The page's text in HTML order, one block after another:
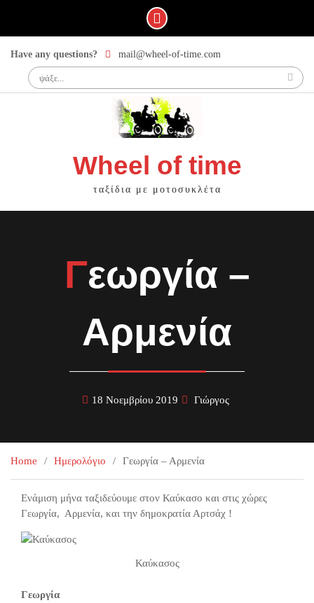
content
Have any questions? mail@wheel-of-time.com
for:
Wheel of time
ταξίδια με μοτοσυκλέτα
Γεωργία –
Αρμενία
18 Νοεμβρίου 2019 Γιώργος
Home Ημερολόγιο Γεωργία – Αρμενία
Ενάμιση μήνα ταξιδεύουμε στον Καύκασο και στις χώρες
Γεωργία, Αρμενία, και την δημοκρατία Αρτσάχ !
Καύκασος
Γεωργία